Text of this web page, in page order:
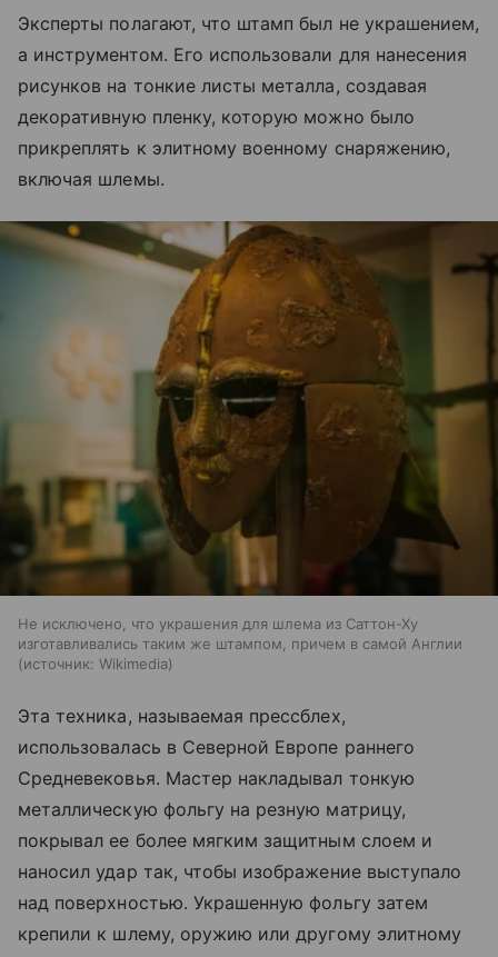
Эксперты полагают, что штамп был не украшением,
а инструментом. Его использовали для нанесения
рисунков на тонкие листы металла, создавая
декоративную пленку, которую можно было
прикреплять к элитному военному снаряжению,
включая шлемы.
Не исключено, что украшения для шлема из Саттон-Ху
изготавливались таким же штампом, причем в самой Англии
источник: Wikimedia
Эта техника, называемая прессблех,
использовалась в Северной Европе раннего
Средневековья. Мастер накладывал тонкую
металлическую фольгу на резную матрицу,
покрывал ее более мягким защитным слоем и
наносил удар так, чтобы изображение выступало
над поверхностью. Украшенную фольгу затем
крепили к шлему, оружию или другому элитному